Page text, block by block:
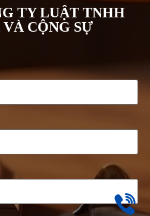
TY LUẬT TNHH
CỘNG SỰ